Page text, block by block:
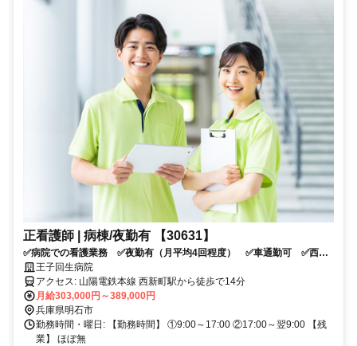
正看護師 | 病棟/夜勤有 【30631】
✅病院での看護業務 ✅夜勤有（月平均4回程度） ✅車通勤可 ✅西新
町駅から徒歩14分 ✅24時間保育所有 ✅応募条件：介護系資格をお持
ちの方
王子回生病院
アクセス: 山陽電鉄本線 西新町駅から徒歩で14分
月給303,000円～389,000円
兵庫県明石市
勤務時間・曜日: 【勤務時間】 ①9:00～17:00 ②17:00～翌9:00 【残
業】 ほぼ無